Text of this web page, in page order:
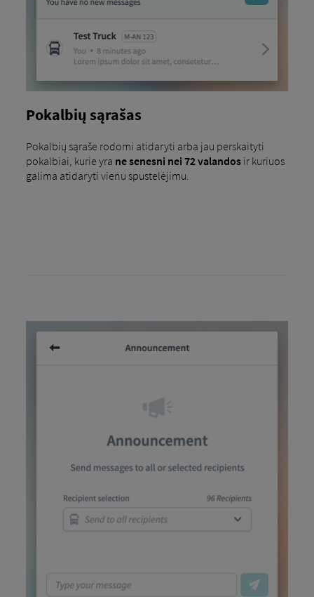
Pokalbių sąrašas
Pokalbių sąraše rodomi atidaryti arba jau perskaityti
pokalbiai, kurie yra ne senesni nei 72 valandosir kuriuos
galima atidaryti vienu spustelėjimu.